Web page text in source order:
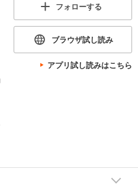
フォローする
ブラウザ試し読み
アプリ試し読みはこちら